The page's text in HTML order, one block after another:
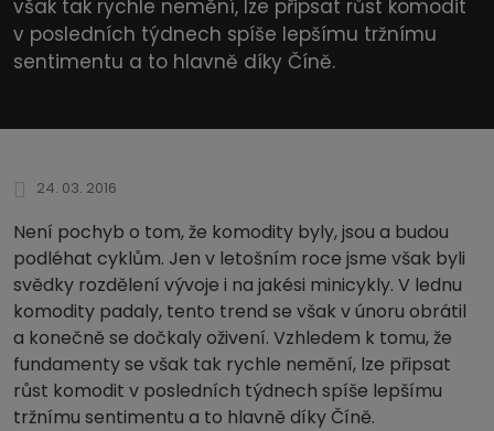
však tak rychle nemění, lze připsat růst komodit
v posledních týdnech spíše lepšímu tržnímu
sentimentu a to hlavně díky Číně.
24. 03. 2016
Není pochyb o tom, že komodity byly, jsou a budou
podléhat cyklům. Jen v letošním roce jsme však byli
svědky rozdělení vývoje i na jakési minicykly. V lednu
komodity padaly, tento trend se však v únoru obrátil
a konečně se dočkaly oživení. Vzhledem k tomu, že
fundamenty se však tak rychle nemění, lze připsat
růst komodit v posledních týdnech spíše lepšímu
tržnímu sentimentu a to hlavně díky Číně.